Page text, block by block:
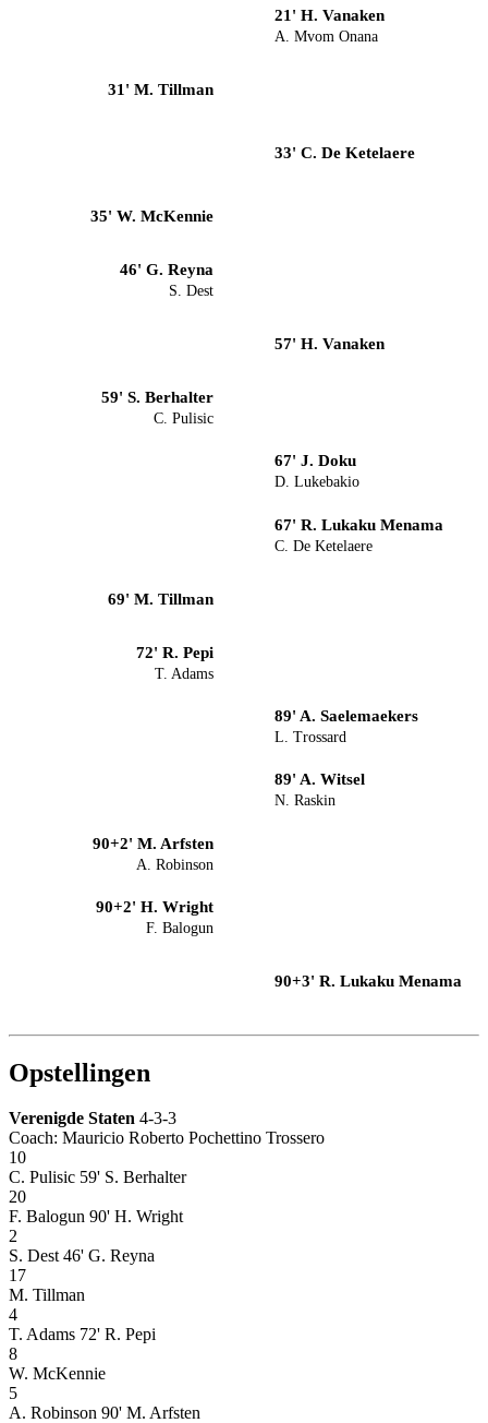
21' H. Vanaken
A. Mvom Onana
31' M. Tillman
33' C. De Ketelaere
35' W. McKennie
46' G. Reyna
S. Dest
57' H. Vanaken
59' S. Berhalter
C. Pulisic
67' J. Doku
D. Lukebakio
67' R. Lukaku Menama
C. De Ketelaere
69' M. Tillman
72' R. Pepi
T. Adams
89' A. Saelemaekers
L. Trossard
89' A. Witsel
N. Raskin
90+2' M. Arfsten
A. Robinson
90+2' H. Wright
F. Balogun
90+3' R. Lukaku Menama
Opstellingen
Verenigde Staten 4-3-3
Coach: Mauricio Roberto Pochettino Trossero
10
C. Pulisic 59' S. Berhalter
20
F. Balogun 90' H. Wright
2
S. Dest 46' G. Reyna
17
M. Tillman
4
T. Adams 72' R. Pepi
8
W. McKennie
5
A. Robinson 90' M. Arfsten